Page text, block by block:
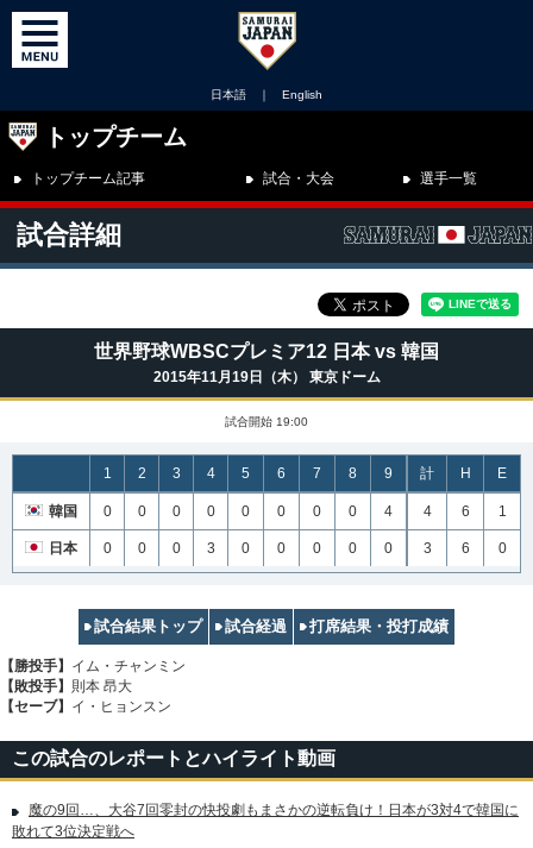
日本語 ｜ English
トップチーム
トップチーム記事 試合・大会 選手一覧
試合詳細
世界野球WBSCプレミア12 日本 vs 韓国
2015年11月19日（木） 東京ドーム
試合開始 19:00
1 2 3 4 5 6 7 8 9 計 H E
韓国 0 0 0 0 0 0 0 0 4 4 6 1
日本 0 0 0 3 0 0 0 0 0 3 6 0
試合結果トップ 試合経過 打席結果・投打成績
【勝投手】 イム・チャンミン
【敗投手】 則本 昂大
【セーブ】 イ・ヒョンスン
この試合のレポートとハイライト動画
魔の9回…、大谷7回零封の快投劇もまさかの逆転負け！日本が3対4で韓国に
敗れて3位決定戦へ